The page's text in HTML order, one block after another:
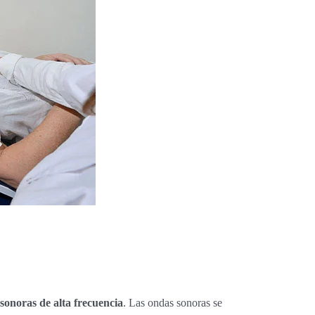
de alta frecuencia. Las ondas sonoras se